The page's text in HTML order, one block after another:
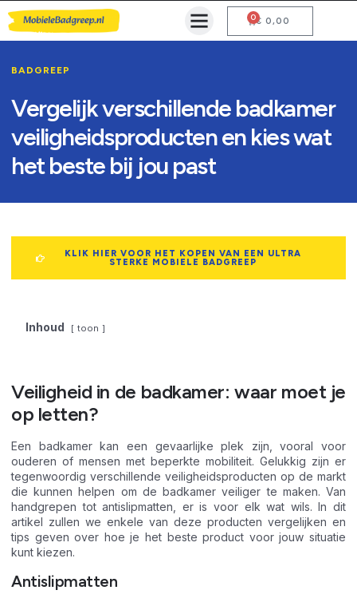
€ 0,00
0
BADGREEP
Vergelijk verschillende badkamer
veiligheidsproducten en kies wat
het beste bij jou past
KLIK HIER VOOR HET KOPEN VAN EEN ULTRA
STERKE MOBIELE BADGREEP
Inhoud toon
Veiligheid in de badkamer: waar moet je
op letten?
Een badkamer kan een gevaarlijke plek zijn, vooral voor
ouderen of mensen met beperkte mobiliteit. Gelukkig zijn er
tegenwoordig verschillende veiligheidsproducten op de markt
die kunnen helpen om de badkamer veiliger te maken. Van
handgrepen tot antislipmatten, er is voor elk wat wils. In dit
artikel zullen we enkele van deze producten vergelijken en
tips geven over hoe je het beste product voor jouw situatie
kunt kiezen.
Antislipmatten